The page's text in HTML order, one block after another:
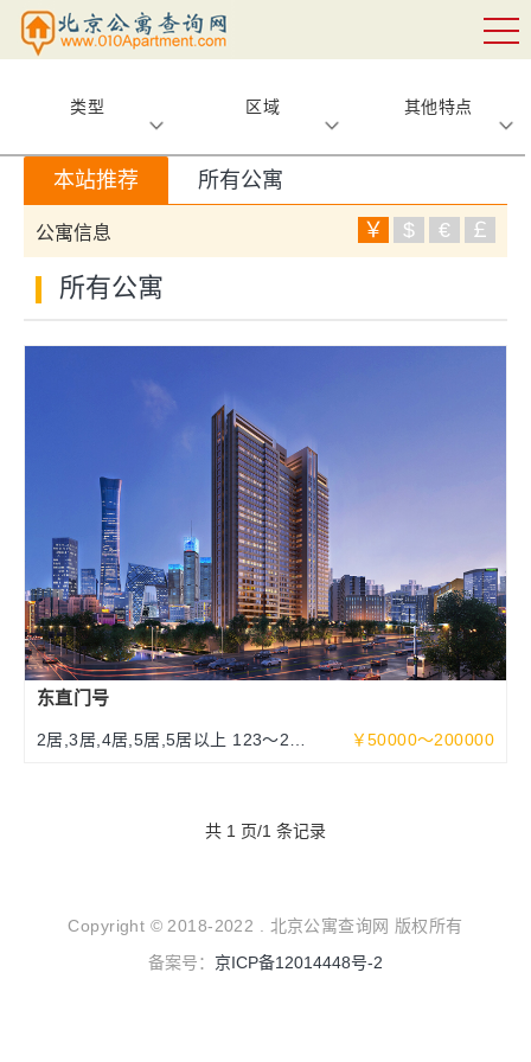
类型 区域 其他特点
本站推荐 所有公寓
公寓信息 ￥ $ € ￡
所有公寓
东直门号
2居,3居,4居,5居,5居以上 123～252
￥50000～200000
共 1 页/1 条记录
Copyright © 2018-2022 . 北京公寓查询网 版权所有
备案号： 京ICP备12014448号-2